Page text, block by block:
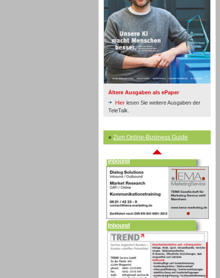
Ältere Ausgaben als ePaper
Hier lesen Sie weitere Ausgaben der
TeleTalk.
» Zum Online-Business Guide
Inbound
Inbound
Inbound